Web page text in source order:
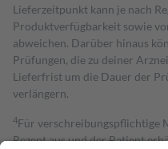
Lieferzeitpunkt kann je nach
Produktverfügbarkeit sowie
abweichen. Darüber hinaus
Prüfungen, die zu deiner
Lieferfrist um die Dauer der
verlängern.
4Für verschreibungspflichtige
Rezept aus und der Patient